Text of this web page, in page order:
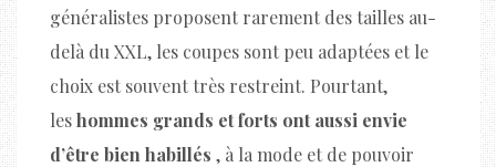
généralistes proposent rarement des tailles au-
delà du XXL, les coupes sont peu adaptées et le
choix est souvent très restreint. Pourtant,
leshommes grands et forts ont aussi envie
d’être bien habillés , à la mode et de pouvoir